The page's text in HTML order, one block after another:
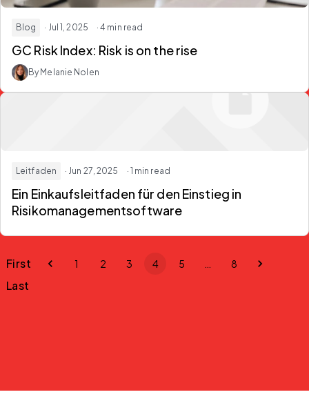
Blog · Jul 1, 2025 · 4 min read
GC Risk Index: Risk is on the rise
By Melanie Nolen
Leitfaden · Jun 27, 2025 · 1 min read
Ein Einkaufsleitfaden für den Einstieg in
Risikomanagementsoftware
First 1 2 3 4 5 8
Last